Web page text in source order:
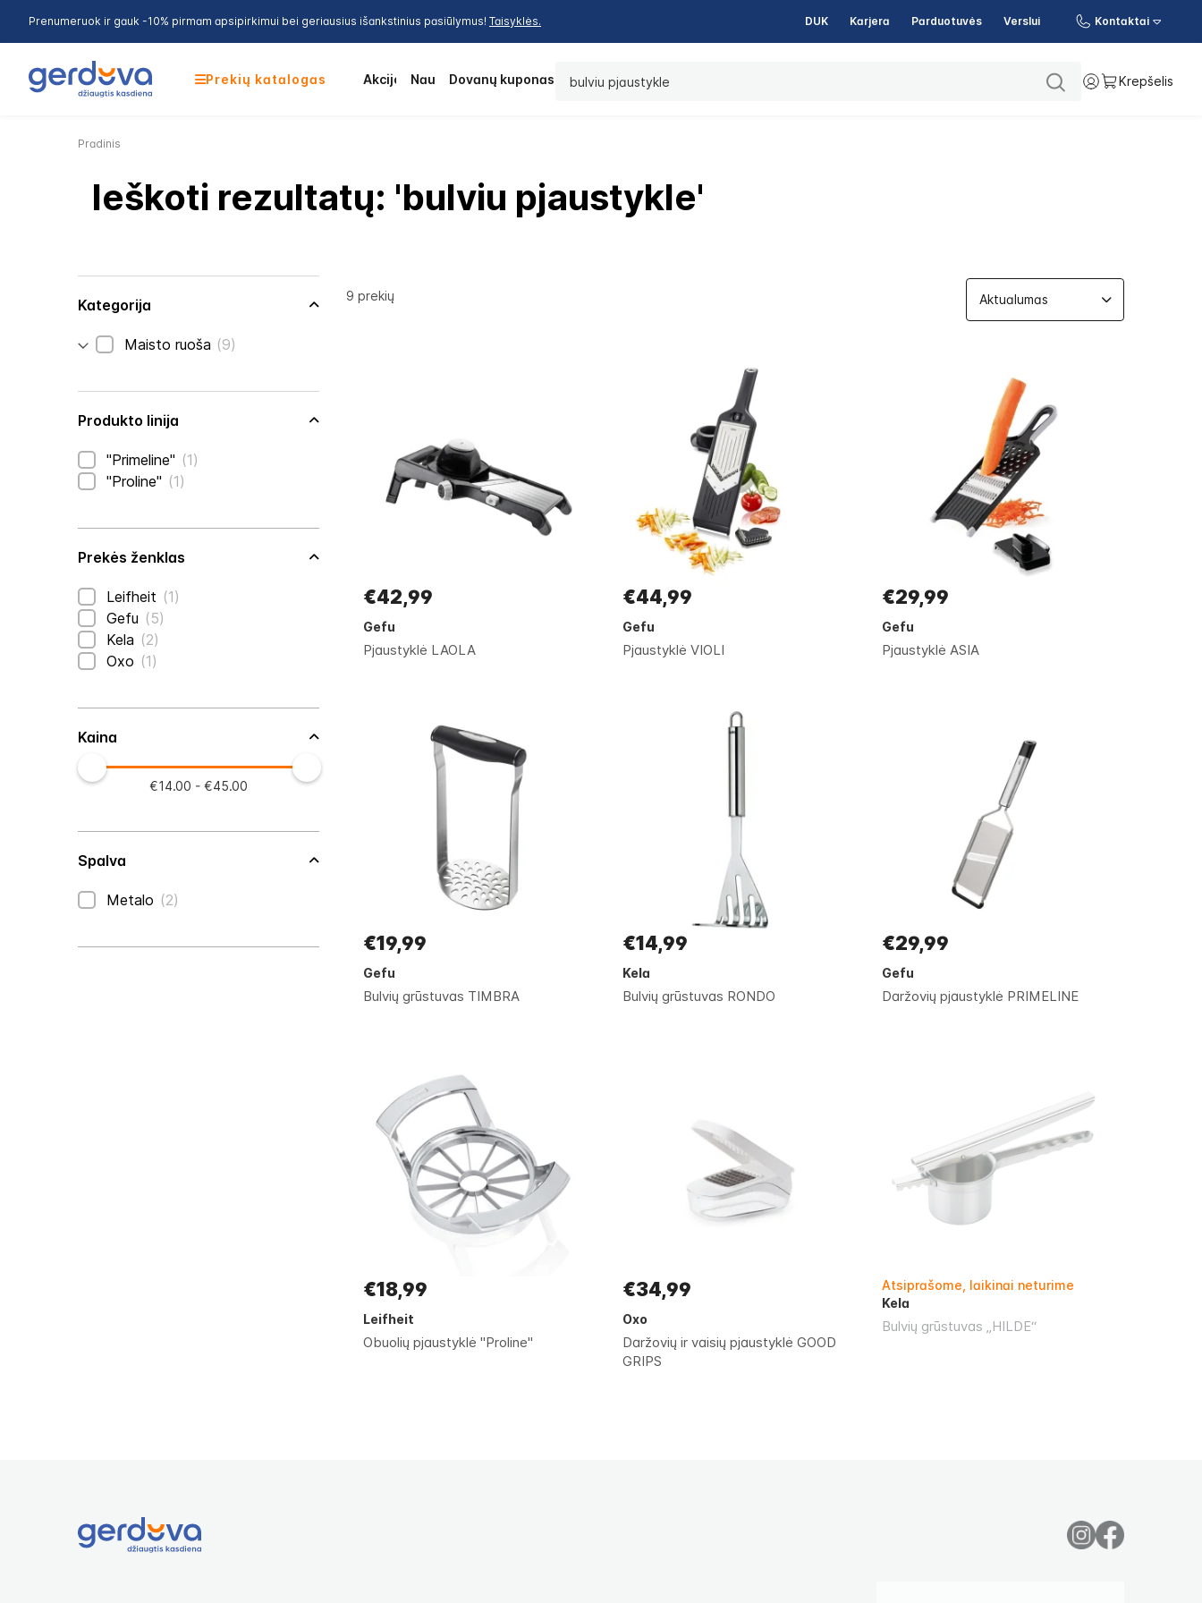
Prenumeruok ir gauk -10% pirmam apsipirkimui bei geriausius išankstinius pasiūlymus! Taisyklės. DUK Karjera Parduotuvės Verslui Kontaktai
Prekių katalogas Akcijos Nauja Dovanų kuponas Krepšelis
Pradinis
Ieškoti rezultatų: 'bulviu pjaustykle'
9 prekių
€42,99
Gefu
Pjaustyklė LAOLA
€44,99
Gefu
Pjaustyklė VIOLI
€29,99
Gefu
Pjaustyklė ASIA
€19,99
Gefu
Bulvių grūstuvas TIMBRA
€14,99
Kela
Bulvių grūstuvas RONDO
€29,99
Gefu
Daržovių pjaustyklė PRIMELINE
€18,99
Leifheit
Obuolių pjaustyklė "Proline"
€34,99
Oxo
Daržovių ir vaisių pjaustyklė GOOD
GRIPS
Atsiprašome, laikinai neturime
Kela
Bulvių grūstuvas „HILDE“
Kategorija
Maisto ruoša 9
prekės
Produkto linija
"Primeline" 1
prekė
"Proline"
1
prekė
Prekės ženklas
Leifheit 1
prekė
Gefu
5
prekės
Kela
2
prekės
Oxo
1
prekė
Kaina
€14.00 - €45.00
Spalva
Metalo 2
prekės